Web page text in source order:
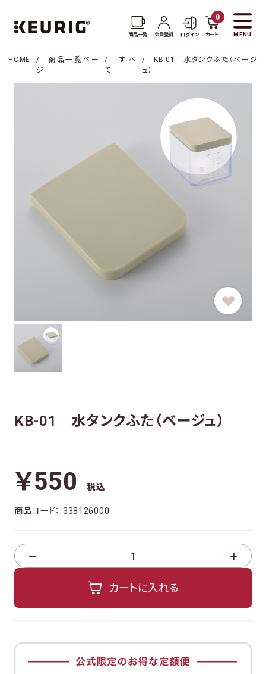
商品一覧 会員登録 ログイン
0
カート MENU
お茶・紅茶一覧 アクセサリー一覧
KEURIGについて
KEURIGのある生活
KEURIGの始め方
販売店舗／体験店舗
リサイクルプログラム
アレンジレシピ
よくある
質問
お問い
合わせ
HOME
商品一覧ペー
ジ
すべ
て
KB-01 水タンクふた（ベージ
ュ）
KB-01 水タンクふた（ベージュ）
￥550 税込
商品コード： 338126000
カートに入れる